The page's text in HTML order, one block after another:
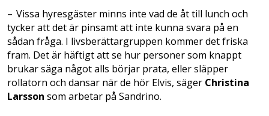
– Vissa hyresgäster minns inte vad de åt till lunch och
tycker att det är pinsamt att inte kunna svara på en
sådan fråga. I livs­berättargruppen kommer det friska
fram. Det är häftigt att se hur personer som knappt
brukar säga något alls börjar prata, eller släpper
rollatorn och dansar när de hör Elvis, säger Christina
Larsson som arbetar på Sandrino.